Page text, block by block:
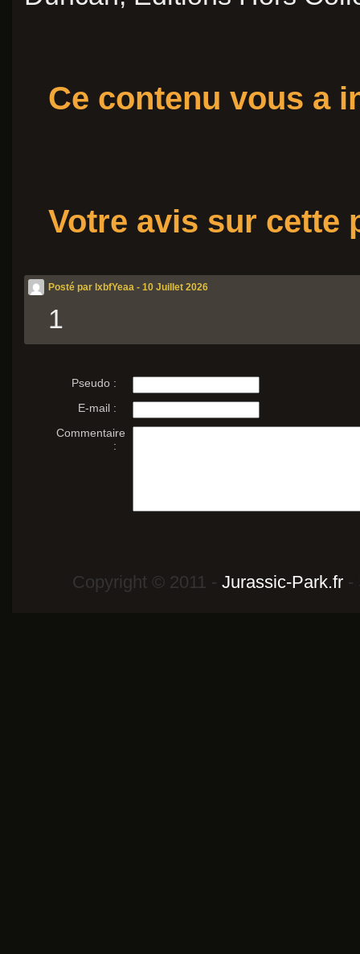
Ce contenu vous a
Votre avis sur cette
Posté par lxbfYeaa - 10 Juillet 2026
1
Pseudo :
E-mail :
Commentaire
:
Copyright © 2011 - Jurassic-Park.fr -